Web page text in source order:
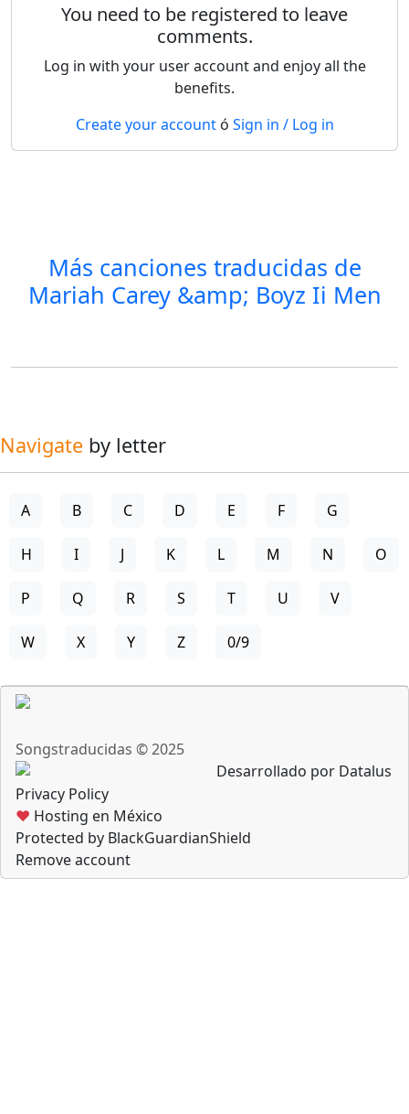
You need to be registered to leave
comments.
Log in with your user account and enjoy all the
benefits.
Create your account ó Sign in / Log in
Más canciones traducidas de
Mariah Carey &amp; Boyz Ii Men
Navigate by letter
A B C D E F G
H I J K L M N O
P Q R S T U V
W X Y Z 0/9
Songstraducidas © 2025
Desarrollado por Datalus
Privacy Policy
♥ Hosting en México
Protected by BlackGuardianShield
Remove account